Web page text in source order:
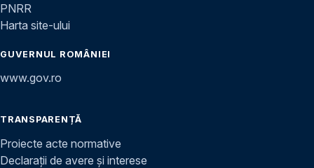
PNRR
Harta site-ului
GUVERNUL ROMÂNIEI
www.gov.ro
TRANSPARENȚĂ
Proiecte acte normative
Declarații de avere și interese